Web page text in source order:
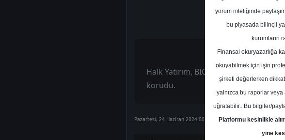
Halk Yatırım, BIOEN için hedef
korudu.
Pazartesi, 24 Haziran 2024 00:00
yorum niteliğinde
bu piyasada bilinçli
kurumların
Finansal okuryazarlığa
okuyabilmek için işin
şirketi değerlerken
yalnızca bu raporlar
uğratabilir.. Bu bilgiler/
Platformu kesinlikle
yine